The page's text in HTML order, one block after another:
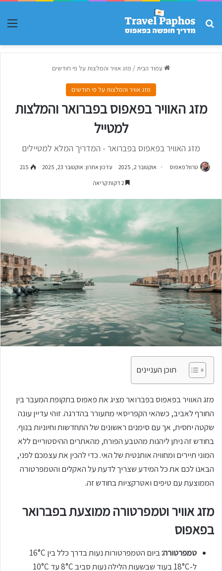
חפש עבור
עמוד הבית/ מזג אוויר והמלצות על פי חודשים
מזג אוויר והמלצות על פי חודשים
מזג האוויר בפאפוס בפברואר והמלצות
למטייל
מזג האוויר בפאפוס בפברואר - המדריך המלא למטיילים
טרוול פאפוס אוקטובר 2, 2025 עדכון אחרון: אוקטובר 23, 2025 215
2 דקות קריאה
תוכן העניינים
מזג האוויר בפאפוס בפברואר מציג את פאפוס בתקופת המעבר בין
החורף לאביב, כשהאי הקפריסאי מתעורר בהדרגה. זוהי עדיין עונה
שקטה יחסית, אך עם סימנים ראשונים של התחדשות וחיוניות בנוף.
בחודש זה ניתן ליהנות מהטבע הפורח, מהאתרים ההיסטוריים ללא
המוני תיירים ומחוויה אותנטית של האי. כדי להכין את עצמכם לפני,
הבאנו לכם את כל המידע שצריך לדעת על האקלים והטמפרטורה
הממוצעת עם טיפים ואטרקציות בחודש זה.
מזג אוויר וטמפרטורה ממוצעת בפברואר
בפאפוס
טמפרטורה:
ביום הטמפרטורות נעות בדרך כלל בין 16°C
ל-18°C בעוד שבשעות הלילה נעות סביב 8°C עד 10°C